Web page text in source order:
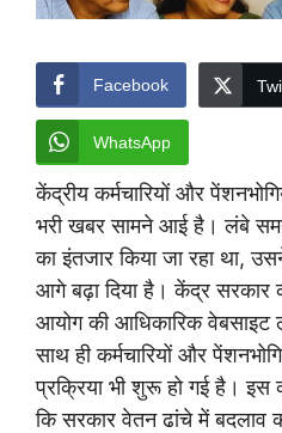
Facebook
WhatsApp
केंद्रीय कर्मचारियों और
भरी खबर सामने आई है। लंबे
का इंतजार किया जा रहा था,
आगे बढ़ा दिया है। केंद्र
आयोग की आधिकारिक वेबसाइट
साथ ही कर्मचारियों और
प्रक्रिया भी शुरू हो गई है।
कि सरकार वेतन ढांचे में बदलाव